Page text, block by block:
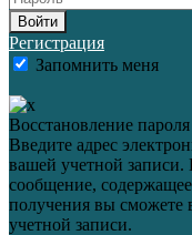
Войти
Регистрация
Запомнить меня
Восстановление пароля
Введите адрес
вашей учетной записи.
сообщение,
получения вы сможете
учетной записи.